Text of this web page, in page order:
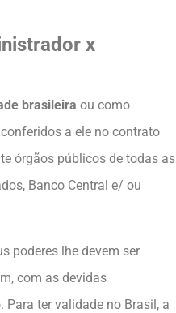
x
brasileira ou como
a ele no contrato
órgãos públicos de todas as
Banco Central e/ ou
poderes lhe devem ser
com as devidas
ter validade no Brasil, a